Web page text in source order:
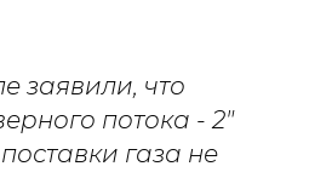
заявили, что
потока - 2"
газа не